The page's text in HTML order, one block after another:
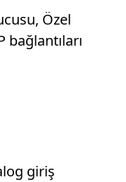
Özel
bağlantıları
giriş